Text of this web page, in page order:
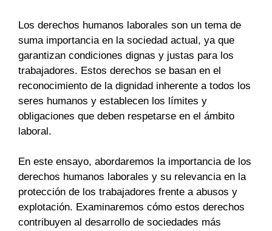
Los derechos humanos laborales son un tema de
suma importancia en la sociedad actual, ya que
garantizan condiciones dignas y justas para los
trabajadores. Estos derechos se basan en el
reconocimiento de la dignidad inherente a todos los
seres humanos y establecen los límites y
obligaciones que deben respetarse en el ámbito
laboral.
En este ensayo, abordaremos la importancia de los
derechos humanos laborales y su relevancia en la
protección de los trabajadores frente a abusos y
explotación. Examinaremos cómo estos derechos
contribuyen al desarrollo de sociedades más